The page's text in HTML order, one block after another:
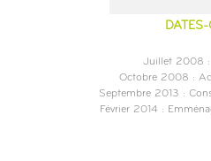
DATES-
Juillet 2008 :
Octobre 2008 :
Septembre 2013 :
Février 2014 :